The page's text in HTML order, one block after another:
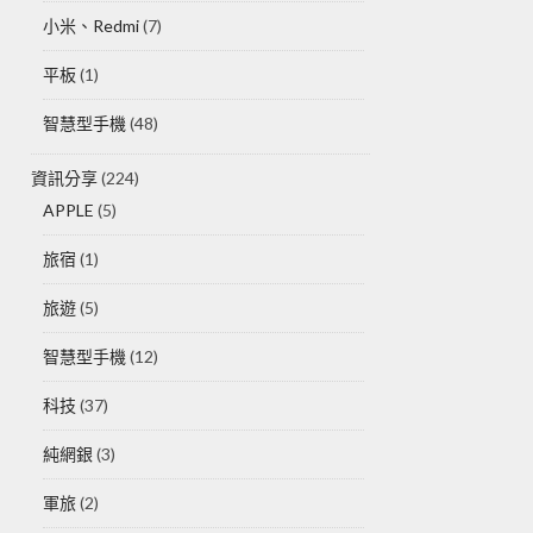
小米、Redmi(7)
平板(1)
智慧型手機 (48)
資訊分享(224)
APPLE (5)
旅宿 (1)
旅遊(5)
智慧型手機 (12)
科技 (37)
純網銀 (3)
軍旅(2)